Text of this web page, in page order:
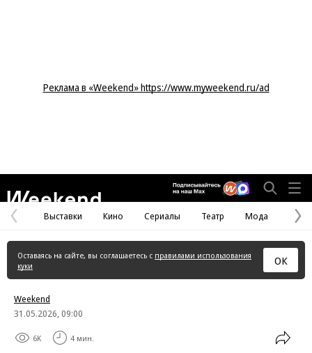
Реклама в «Weekend» https://www.myweekend.ru/ad
Предыдущая
страница
Выставки Кино Сериалы Театр Мода
Оставаясь на сайте, вы соглашаетесь с правилами использования
куки
ОК
Weekend
31.05.2026, 09:00
6K 4 мин.